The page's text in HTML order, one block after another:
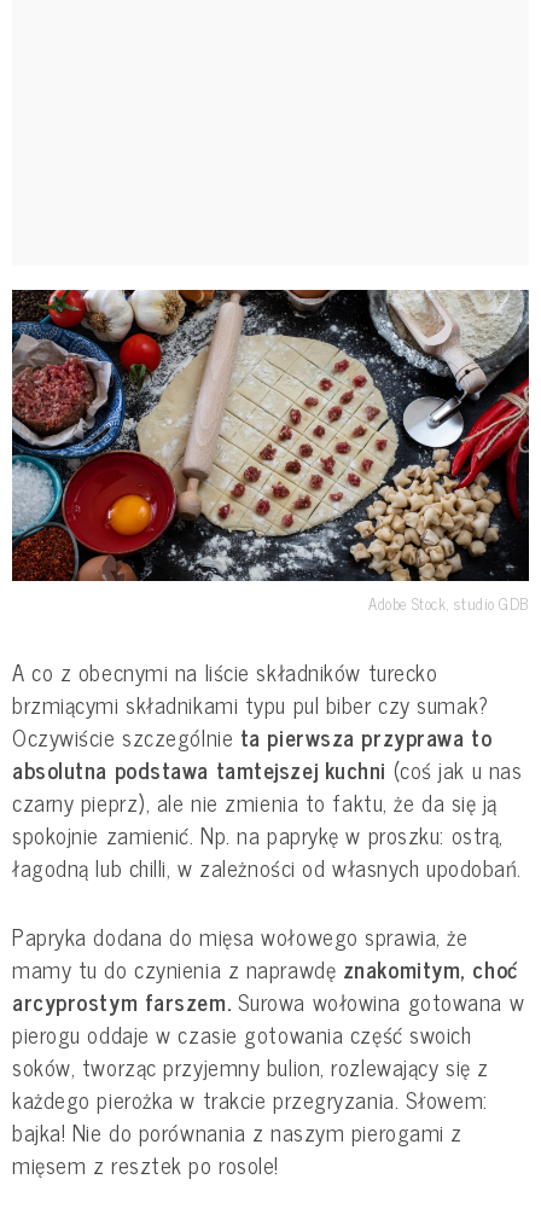
Adobe Stock, studio GDB
A co z obecnymi na liście składników turecko
brzmiącymi składnikami typu pul biber czy sumak?
Oczywiście szczególnie ta pierwsza przyprawa to
absolutna podstawa tamtejszej kuchni (coś jak u nas
czarny pieprz), ale nie zmienia to faktu, że da się ją
spokojnie zamienić. Np. na paprykę w proszku: ostrą,
łagodną lub chilli, w zależności od własnych upodobań.
Papryka dodana do mięsa wołowego sprawia, że
mamy tu do czynienia z naprawdę znakomitym, choć
arcyprostym farszem. Surowa wołowina gotowana w
pierogu oddaje w czasie gotowania część swoich
soków, tworząc przyjemny bulion, rozlewający się z
każdego pierożka w trakcie przegryzania. Słowem:
bajka! Nie do porównania z naszym pierogami z
mięsem z resztek po rosole!